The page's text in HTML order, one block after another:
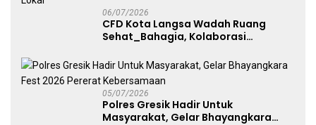
06/07/2026
CFD Kota Langsa Wadah Ruang
Sehat_Bahagia, Kolaborasi
Dekranasda Gerakan Ekonomi Lokal
05/07/2026
Polres Gresik Hadir Untuk
Masyarakat, Gelar Bhayangkara